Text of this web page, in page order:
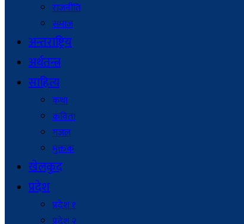
राजनीति
समाज
अन्तराष्ट्रिय
अर्थतन्त्र
साहित्य
कथा
कविता
गजल
मुक्तक
खेलकुद
प्रदेश
प्रदेश १